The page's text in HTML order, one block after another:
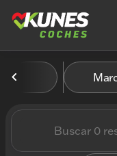
filtrar
Vehículos